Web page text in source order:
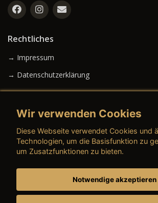
Rechtliches
→ Impressum
→ Datenschutzerklärung
→ AGB (Gebrauchtwagen)
→ AGB (Teile & Zubehör)
Wir verwenden Cookies
Diese Webseite verwendet Cookies und
Technologien, um die Basisfunktion zu
um Zusatzfunktionen zu bieten.
Notwendige akzeptieren